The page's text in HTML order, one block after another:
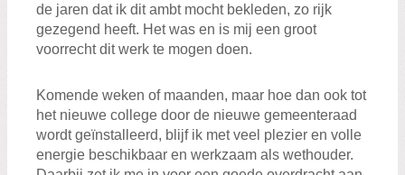
de jaren dat ik dit ambt mocht bekleden, zo rijk
gezegend heeft. Het was en is mij een groot
voorrecht dit werk te mogen doen.
Komende weken of maanden, maar hoe dan ook tot
het nieuwe college door de nieuwe gemeenteraad
wordt geïnstalleerd, blijf ik met veel plezier en volle
energie beschikbaar en werkzaam als wethouder.